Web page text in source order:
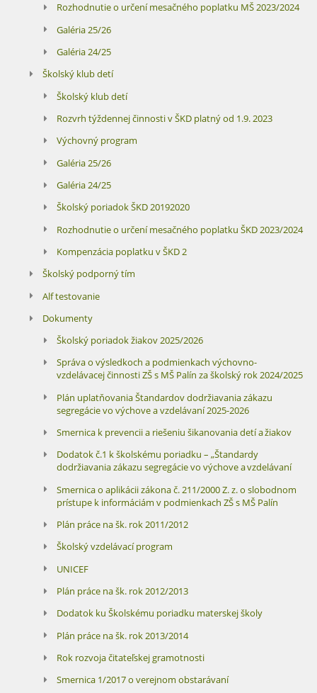
Rozhodnutie o určení mesačného poplatku MŠ 2023/2024
Galéria 25/26
Galéria 24/25
Školský klub detí
Školský klub detí
Rozvrh týždennej činnosti v ŠKD platný od 1.9. 2023
Výchovný program
Galéria 25/26
Galéria 24/25
Školský poriadok ŠKD 20192020
Rozhodnutie o určení mesačného poplatku ŠKD 2023/2024
Kompenzácia poplatku v ŠKD 2
Školský podporný tím
Alf testovanie
Dokumenty
Školský poriadok žiakov 2025/2026
Správa o výsledkoch a podmienkach výchovno-
vzdelávacej činnosti ZŠ s MŠ Palín za školský rok 2024/2025
Plán uplatňovania Štandardov dodržiavania zákazu
segregácie vo výchove a vzdelávaní 2025-2026
Smernica k prevencii a riešeniu šikanovania detí a žiakov
Dodatok č.1 k školskému poriadku – „Štandardy
dodržiavania zákazu segregácie vo výchove a vzdelávaní
Smernica o aplikácii zákona č. 211/2000 Z. z. o slobodnom
prístupe k informáciám v podmienkach ZŠ s MŠ Palín
Plán práce na šk. rok 2011/2012
Školský vzdelávací program
UNICEF
Plán práce na šk. rok 2012/2013
Dodatok ku Školskému poriadku materskej školy
Plán práce na šk. rok 2013/2014
Rok rozvoja čitateľskej gramotnosti
Smernica 1/2017 o verejnom obstarávaní